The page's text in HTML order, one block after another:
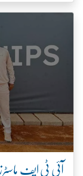
آئی ٹی ایف